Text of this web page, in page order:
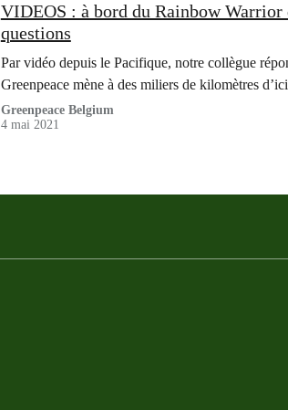
VIDEOS : à bord du Rainbow
questions
Par vidéo depuis le Pacifique, notre collègue
Greenpeace mène à des miliers de kilomètres
Greenpeace Belgium
4 mai 2021